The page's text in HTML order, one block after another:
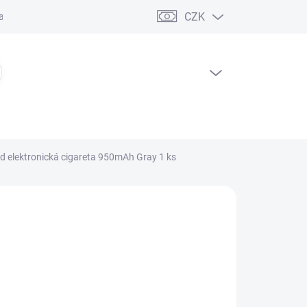
řád CZK
elektronická cigareta 950mAh Gray 1 ks